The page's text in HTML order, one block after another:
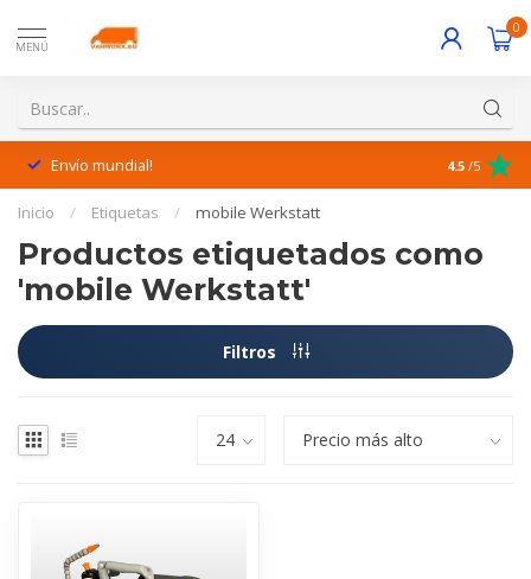
MENÚ
0
Envío mundial! ¡Excelente
4.5 /5
Inicio / Etiquetas / mobile Werkstatt
Productos etiquetados como
'mobile Werkstatt'
Filtros